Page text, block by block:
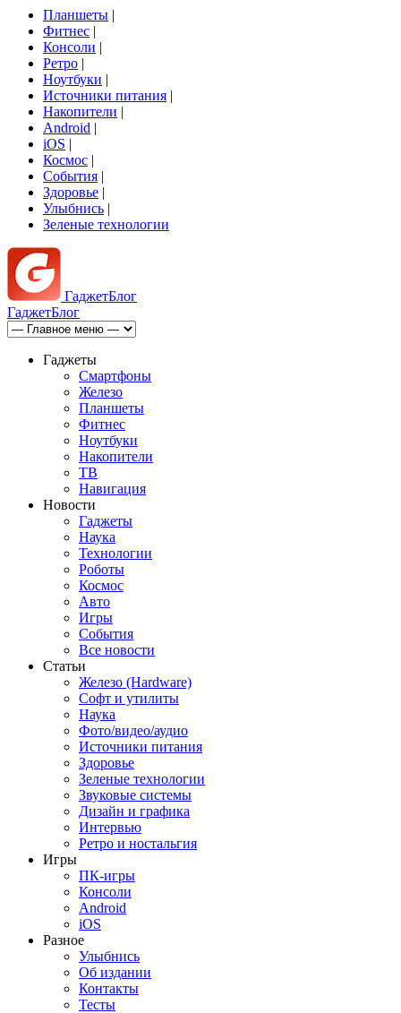
Планшеты |
Фитнес |
Консоли |
Ретро |
Ноутбуки |
Источники питания |
Накопители |
Android |
iOS |
Космос |
События |
Здоровье |
Улыбнись |
Зеленые технологии
ГаджетБлог
ГаджетБлог
Гаджеты
Смартфоны
Железо
Планшеты
Фитнес
Ноутбуки
Накопители
ТВ
Навигация
Новости
Гаджеты
Наука
Технологии
Роботы
Космос
Авто
Игры
События
Все новости
Статьи
Железо (Hardware)
Софт и утилиты
Наука
Фото/видео/аудио
Источники питания
Здоровье
Зеленые технологии
Звуковые системы
Дизайн и графика
Интервью
Ретро и ностальгия
Игры
ПК-игры
Консоли
Android
iOS
Разное
Улыбнись
Об издании
Контакты
Тесты